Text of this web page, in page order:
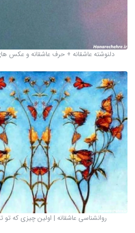
دلنوشته عاشقانه + حرف عاشقانه و عکس
روانشناسی عاشقانه | اولین چیزی که تو